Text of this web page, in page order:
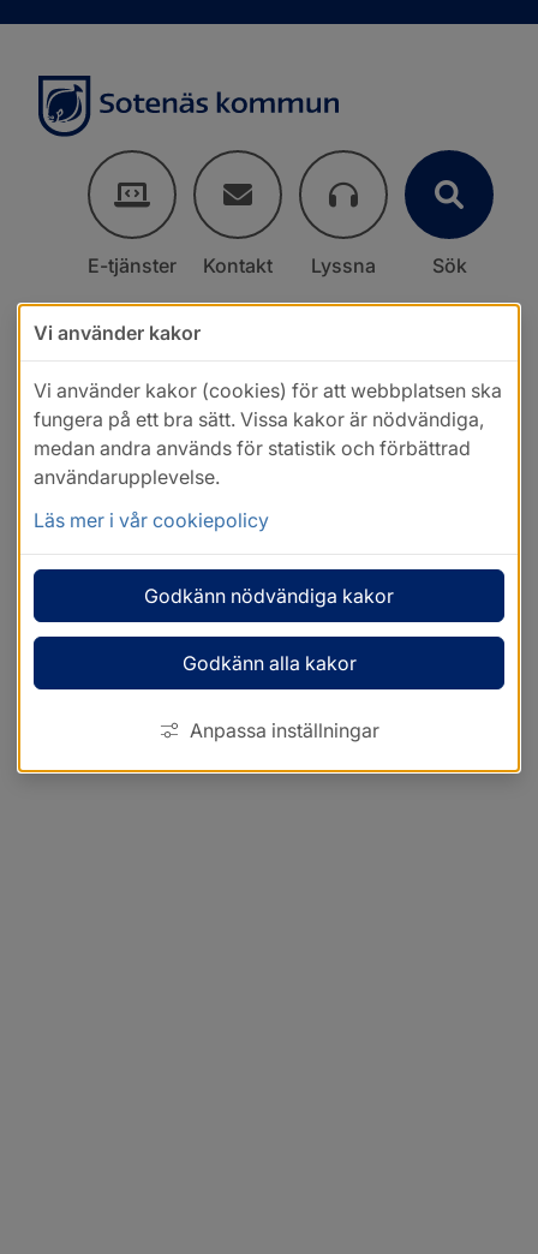
E-tjänster Kontakt Lyssna Sök
Vi använder kakor
Vi använder kakor (cookies) för att webbplatsen ska
fungera på ett bra sätt. Vissa kakor är nödvändiga,
medan andra används för statistik och förbättrad
användarupplevelse.
Läs mer i vår cookiepolicy
Godkänn nödvändiga kakor
Godkänn alla kakor
Anpassa inställningar